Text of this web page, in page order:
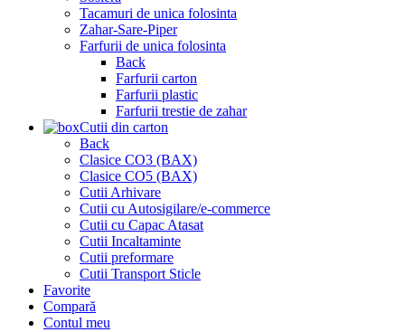
Tacamuri de unica folosinta
Zahar-Sare-Piper
Farfurii de unica folosinta
Back
Farfurii carton
Farfurii plastic
Farfurii trestie de zahar
Cutii din carton
Back
Clasice CO3 (BAX)
Clasice CO5 (BAX)
Cutii Arhivare
Cutii cu Autosigilare/e-commerce
Cutii cu Capac Atasat
Cutii Incaltaminte
Cutii preformare
Cutii Transport Sticle
Favorite
Compară
Contul meu